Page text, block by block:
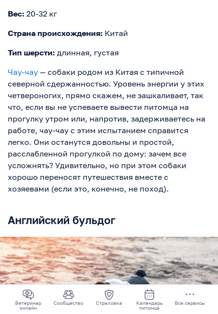
Ветеринар
онлайн
Сообщество Страховка
Календарь
питомца
Все сервисы
Вес: 20-32 кг
Страна происхождения: Китай
Тип шерсти: длинная, густая
Чау-чау — собаки родом из Китая с типичной
северной сдержанностью. Уровень энергии у этих
четвероногих, прямо скажем, не зашкаливает, так
что, если вы не успеваете вывести питомца на
прогулку утром или, напротив, задерживаетесь на
работе, чау-чау с этим испытанием справится
легко. Они останутся довольны и простой,
расслабленной прогулкой по дому: зачем все
усложнять? Удивительно, но при этом собаки
хорошо переносят путешествия вместе с
хозяевами (если это, конечно, не поход).
Английский бульдог